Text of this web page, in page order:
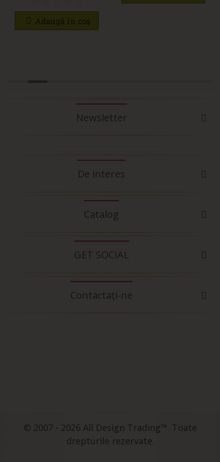
Adaugă în coș
Newsletter
De interes
Catalog
GET SOCIAL
Contactați-ne
© 2007 - 2026 All Design Trading™. Toate
drepturile rezervate.